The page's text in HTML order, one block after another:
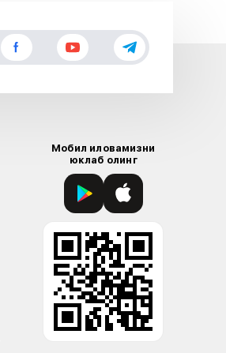
Мобил иловамизни
юклаб олинг